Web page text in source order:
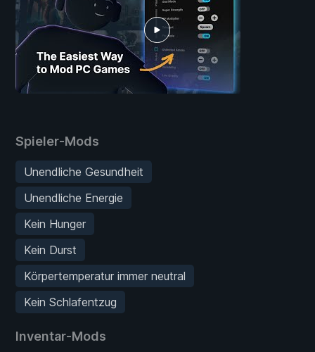
Spieler-Mods
Unendliche Gesundheit
Unendliche Energie
Kein Hunger
Kein Durst
Körpertemperatur immer neutral
Kein Schlafentzug
Inventar-Mods